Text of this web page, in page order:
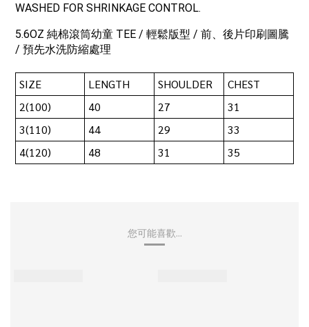
WASHED FOR SHRINKAGE CONTROL.
5.6OZ 純棉滾筒幼童 TEE / 輕鬆版型 / 前、後片印刷圖騰
/ 預先水洗防縮處理
SIZE LENGTH SHOULDER
CHEST
2(100)
40 27
31
3(110)
44 29
33
4(120)
48 31 35
您可能喜歡...